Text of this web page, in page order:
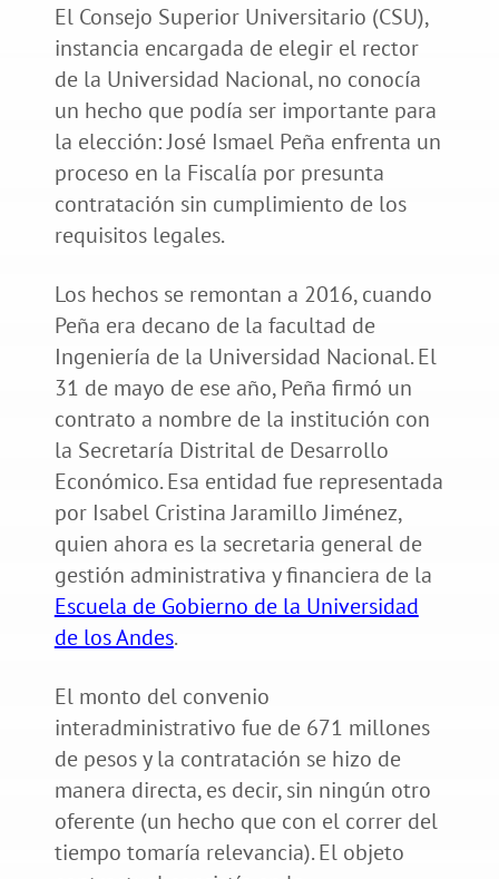
El Consejo Superior Universitario (CSU),
instancia encargada de elegir el rector
de la Universidad Nacional, no conocía
un hecho que podía ser importante para
la elección: José Ismael Peña enfrenta un
proceso en la Fiscalía por presunta
contratación sin cumplimiento de los
requisitos legales.
Los hechos se remontan a 2016, cuando
Peña era decano de la facultad de
Ingeniería de la Universidad Nacional. El
31 de mayo de ese año, Peña firmó un
contrato a nombre de la institución con
la Secretaría Distrital de Desarrollo
Económico. Esa entidad fue representada
por Isabel Cristina Jaramillo Jiménez,
quien ahora es la secretaria general de
gestión administrativa y financiera de la
Escuela de Gobierno de la Universidad
de los Andes.
El monto del convenio
interadministrativo fue de 671 millones
de pesos y la contratación se hizo de
manera directa, es decir, sin ningún otro
oferente (un hecho que con el correr del
tiempo tomaría relevancia). El objeto